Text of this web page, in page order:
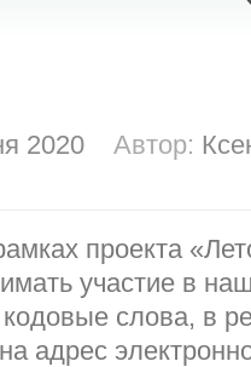
2020 Автор:
проекта
участие в
слова, в
адрес